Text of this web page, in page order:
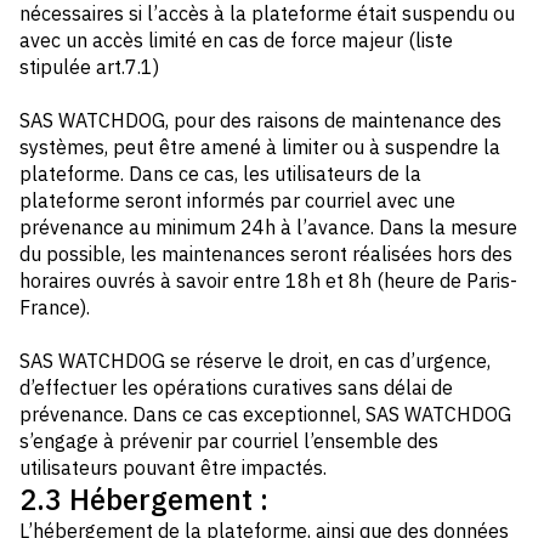
nécessaires si l’accès à la plateforme était suspendu ou
avec un accès limité en cas de force majeur (liste
stipulée art.7.1)
SAS WATCHDOG, pour des raisons de maintenance des
systèmes, peut être amené à limiter ou à suspendre la
plateforme. Dans ce cas, les utilisateurs de la
plateforme seront informés par courriel avec une
prévenance au minimum 24h à l’avance. Dans la mesure
du possible, les maintenances seront réalisées hors des
horaires ouvrés à savoir entre 18h et 8h (heure de Paris-
France).
SAS WATCHDOG se réserve le droit, en cas d’urgence,
d’effectuer les opérations curatives sans délai de
prévenance. Dans ce cas exceptionnel, SAS WATCHDOG
s’engage à prévenir par courriel l’ensemble des
utilisateurs pouvant être impactés.
2.3 Hébergement :
L’hébergement de la plateforme, ainsi que des données